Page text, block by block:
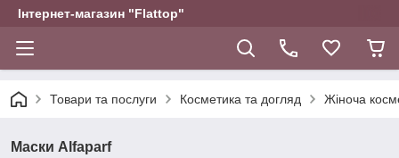
Інтернет-магазин "Flattop"
Товари та послуги Косметика та догляд Жіноча
Маски Alfaparf